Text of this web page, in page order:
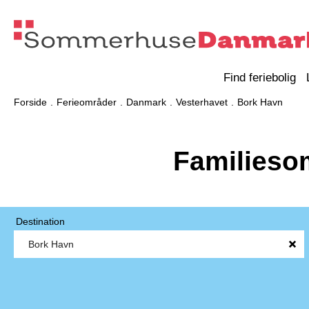
Find feriebolig
Forside Ferieområder Danmark Vesterhavet Bork Havn
Destination